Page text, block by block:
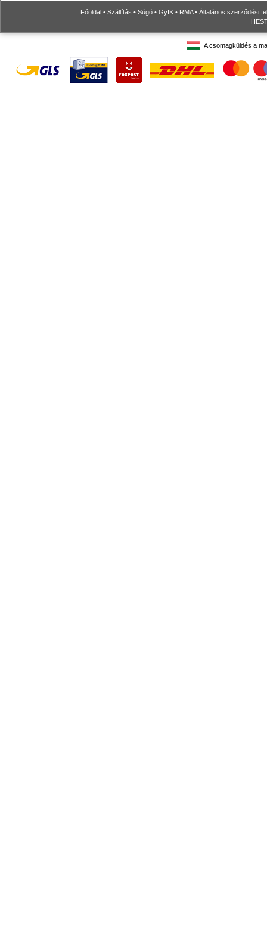
Főoldal • Szállítás • Súgó • GyIK • RMA• Általános szerződési
A csomagküldés a